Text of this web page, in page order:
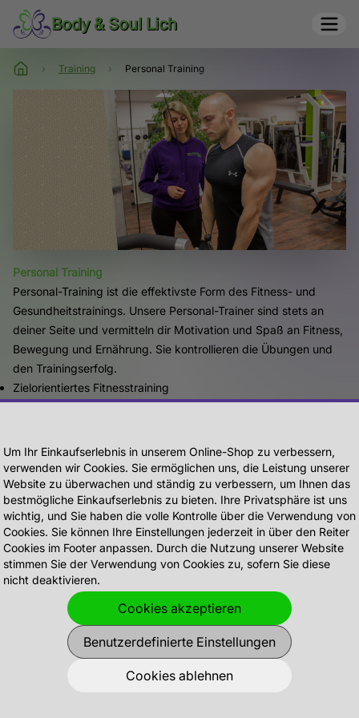
Um Ihr Einkaufserlebnis in unserem Online-Shop zu verbessern,
verwenden wir Cookies. Sie ermöglichen uns, die Leistung unserer
Website zu überwachen und ständig zu verbessern, um Ihnen das
bestmögliche Einkaufserlebnis zu bieten. Ihre Privatsphäre ist uns
wichtig, und Sie haben die volle Kontrolle über die Verwendung von
Cookies. Sie können Ihre Einstellungen jederzeit in über den Reiter
Cookies im Footer anpassen. Durch die Nutzung unserer Website
stimmen Sie der Verwendung von Cookies zu, sofern Sie diese
nicht deaktivieren.
Cookies akzeptieren
Benutzerdefinierte Einstellungen
Cookies ablehnen
Body & Soul Lich
› Training › Personal Training
Personal Training
Personal-Training ist die effektivste Form des Fitness- und
Gesundheitstrainings. Unsere Personal-Trainer sind stets an
deiner Seite und vermitteln dir Motivation und Spaß an Fitness,
Bewegung und Ernährung. Sie kontrollieren die Übungen und
den Trainingserfolg.
Zielorientiertes Fitnesstraining
Punktgenaue Trainingsbelastung
Fester Fitnesstrainer
Flexible Trainingszeiten
Zeit- und Stressersparnis
Fitness-Motivationskick
Schnelle Trainingserfolge
Jetzt Probetraining vereinbaren
RECHTLICHES SOCIALS